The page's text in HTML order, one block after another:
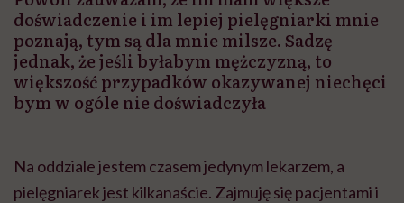
doświadczenie i im lepiej pielęgniarki mnie
poznają, tym są dla mnie milsze. Sadzę
jednak, że jeśli byłabym mężczyzną, to
większość przypadków okazywanej niechęci
bym w ogóle nie doświadczyła
Na oddziale jestem czasem jedynym lekarzem, a
pielęgniarek jest kilkanaście. Zajmuję się pacjentami i